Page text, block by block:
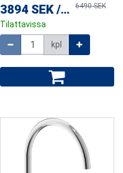
3894 SEK / kpl6490 SEK
Tilattavissa
kpl